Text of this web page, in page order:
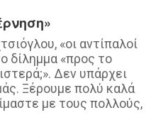
«οι αντίπαλοί
δίλημμα «προς το
Δεν υπάρχει
Ξέρουμε πολύ καλά
με τους πολλούς,